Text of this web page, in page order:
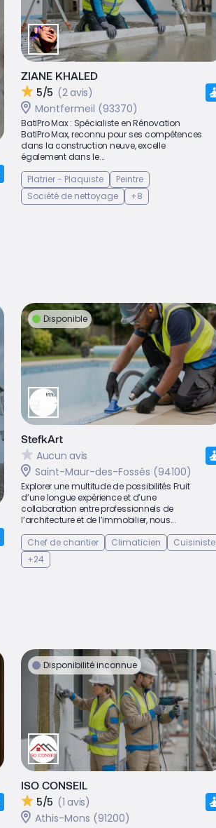
ZIANE KHALED
5/5 (2 avis)
Montfermeil (93370)
BatiPro Max : Spécialiste en Rénovation
BatiPro Max, reconnu pour ses compétences
dans la construction neuve, excelle
également dans le...
Platrier - Plaquiste
Peintre
Société de nettoyage
+8
Disponible
StefkArt
Aucun avis
Saint-Maur-des-Fossés (94100)
Explorer une multitude de possibilités Fruit
d’une longue expérience et d’une
collaboration entre professionnels de
l’architecture et de l’immobilier, nous...
Chef de chantier
Climaticien
Cuisiniste
+24
Disponibilité inconnue
ISO CONSEIL
5/5 (1 avis)
Athis-Mons (91200)